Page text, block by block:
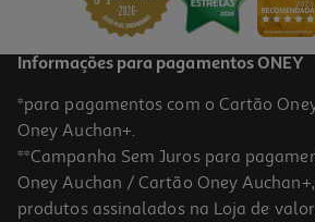
Informações para pagamentos ONEY
*para pagamentos com o Cartão
Oney Auchan+.
**Campanha Sem Juros para
Oney Auchan / Cartão Oney
produtos assinalados na Loja de